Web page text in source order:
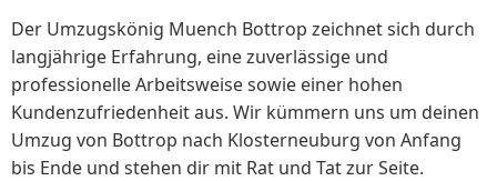
Der Umzugskönig Muench Bottrop zeichnet sich durch
langjährige Erfahrung, eine zuverlässige und
professionelle Arbeitsweise sowie einer hohen
Kundenzufriedenheit aus. Wir kümmern uns um deinen
Umzug von Bottrop nach Klosterneuburg von Anfang
bis Ende und stehen dir mit Rat und Tat zur Seite.